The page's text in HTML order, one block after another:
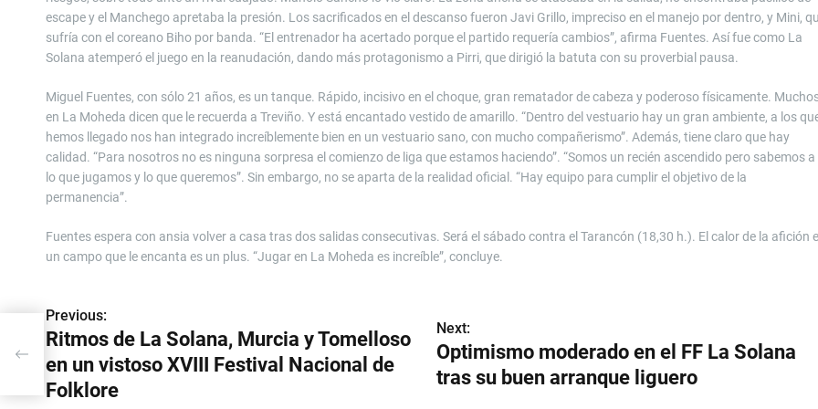
escape y el Manchego apretaba la presión. Los sacrificados en el descanso fueron Javi Grillo, impreciso en el manejo por dentro, y Mini,
sufría con el coreano Biho por banda. “El entrenador ha acertado porque el partido requería cambios”, afirma Fuentes. Así fue como La
Solana atemperó el juego en la reanudación, dando más protagonismo a Pirri, que dirigió la batuta con su proverbial pausa.
Miguel Fuentes, con sólo 21 años, es un tanque. Rápido, incisivo en el choque, gran rematador de cabeza y poderoso físicamente.
en La Moheda dicen que le recuerda a Treviño. Y está encantado vestido de amarillo. “Dentro del vestuario hay un gran ambiente, a los
hemos llegado nos han integrado increíblemente bien en un vestuario sano, con mucho compañerismo”. Además, tiene claro que hay
calidad. “Para nosotros no es ninguna sorpresa el comienzo de liga que estamos haciendo”. “Somos un recién ascendido pero sabemos a
lo que jugamos y lo que queremos”. Sin embargo, no se aparta de la realidad oficial. “Hay equipo para cumplir el objetivo de la
permanencia”.
Fuentes espera con ansia volver a casa tras dos salidas consecutivas. Será el sábado contra el Tarancón (18,30 h.). El calor de la afición
un campo que le encanta es un plus. “Jugar en La Moheda es increíble”, concluye.
N
a
v
Previous:
Ritmos de La Solana, Murcia y Tomelloso
en un vistoso XVIII Festival Nacional de
Folklore
Next:
Optimismo moderado en el FF La Solana
tras su buen arranque liguero